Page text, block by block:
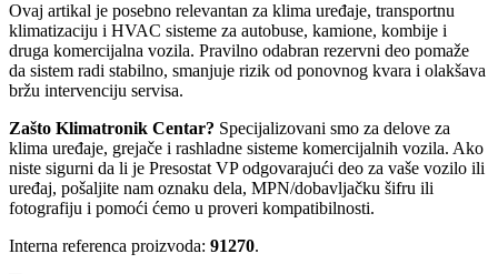
Ovaj artikal je posebno relevantan za klima uređaje, transportnu
klimatizaciju i HVAC sisteme za autobuse, kamione, kombije i
druga komercijalna vozila. Pravilno odabran rezervni deo pomaže
da sistem radi stabilno, smanjuje rizik od ponovnog kvara i olakšava
bržu intervenciju servisa.
Zašto Klimatronik Centar? Specijalizovani smo za delove za
klima uređaje, grejače i rashladne sisteme komercijalnih vozila. Ako
niste sigurni da li je Presostat VP odgovarajući deo za vaše vozilo ili
uređaj, pošaljite nam oznaku dela, MPN/dobavljačku šifru ili
fotografiju i pomoći ćemo u proveri kompatibilnosti.
Interna referenca proizvoda: 91270.